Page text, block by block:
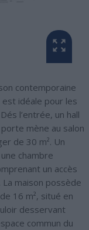
contemporaine
est idéale pour les
l’entrée, un hall
mène au salon
de 30 m². Un
chambre
un accès
maison possède
16 m², situé en
desservant
commun du